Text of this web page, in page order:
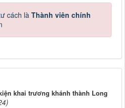
cách là Thành viên chính
khai trương khánh thành Long